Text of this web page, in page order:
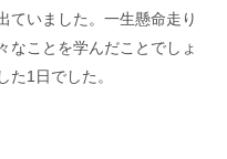
ていました。一生懸命走り
なことを学んだことでしょ
た1日でした。